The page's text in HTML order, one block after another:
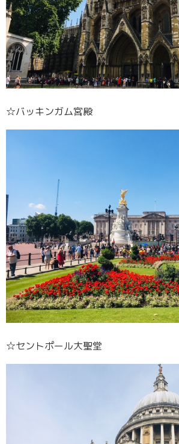
☆バッキンガム宮殿
☆セントポール大聖堂